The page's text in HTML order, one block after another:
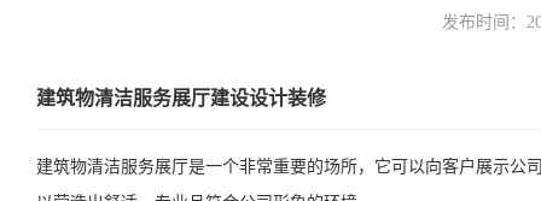
发布时间：
建筑物清洁服务展厅建设设计装修
建筑物清洁服务展厅是一个非常重要的场所，它可以向客户展示